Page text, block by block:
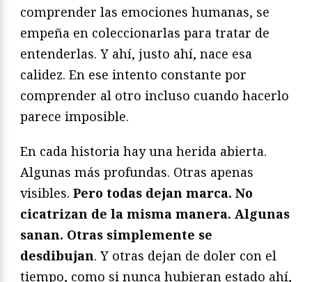
comprender las emociones humanas, se
empeña en coleccionarlas para tratar de
entenderlas. Y ahí, justo ahí, nace esa
calidez. En ese intento constante por
comprender al otro incluso cuando hacerlo
parece imposible.
En cada historia hay una herida abierta.
Algunas más profundas. Otras apenas
visibles. Pero todas dejan marca. No
cicatrizan de la misma manera. Algunas
sanan. Otras simplemente se
desdibujan. Y otras dejan de doler con el
tiempo, como si nunca hubieran estado ahí,